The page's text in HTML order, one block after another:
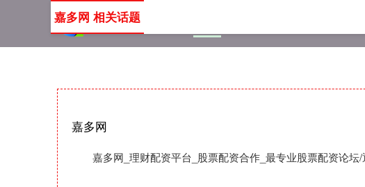
嘉多网
嘉多网_理财配资平台_股票配资合作_最专业股票配资论
嘉多网 相关话题